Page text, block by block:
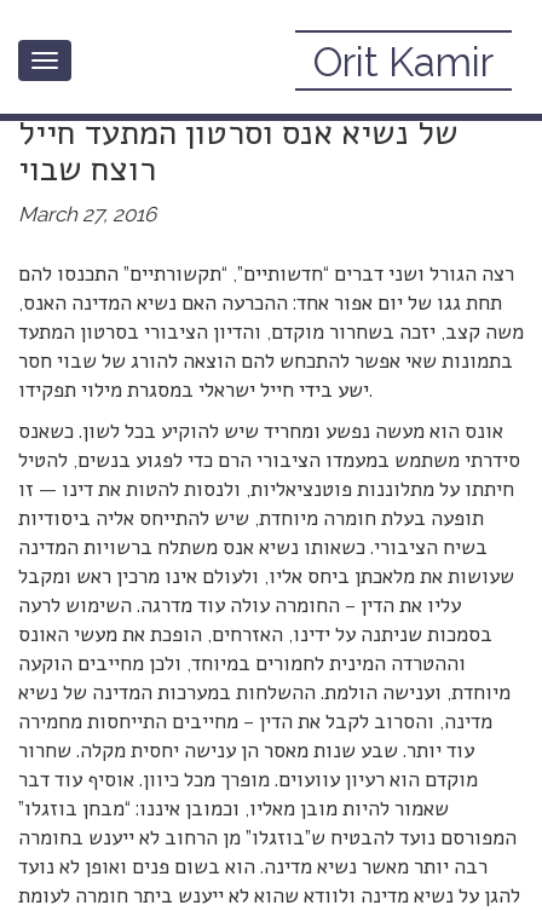
Toggle
Orit Kamir
קצב וסרטון “בצלם”: על קיצור מאסרו
של נשיא אנס וסרטון המתעד חייל
רוצח שבוי
March 27, 2016
רצה הגורל ושני דברים “חדשותיים”, “תקשורתיים” התכנסו להם
תחת גגו של יום אפור אחד: ההכרעה האם נשיא המדינה האנס,
משה קצב, יזכה בשחרור מוקדם, והדיון הציבורי בסרטון המתעד
בתמונות שאי אפשר להתכחש להם הוצאה להורג של שבוי חסר
ישע בידי חייל ישראלי במסגרת מילוי תפקידו.
אונס הוא מעשה נפשע ומחריד שיש להוקיע בכל לשון. כשאנס
סידרתי משתמש במעמדו הציבורי הרם כדי לפגוע בנשים, להטיל
חיתתו על מתלוננות פוטנציאליות, ולנסות להטות את דינו — זו
תופעה בעלת חומרה מיוחדת, שיש להתייחס אליה ביסודיות
בשיח הציבורי. כשאותו נשיא אנס משתלח ברשויות המדינה
שעושות את מלאכתן ביחס אליו, ולעולם אינו מרכין ראש ומקבל
עליו את הדין – החומרה עולה עוד מדרגה. השימוש לרעה
בסמכות שניתנה על ידינו, האזרחים, הופכת את מעשי האונס
וההטרדה המינית לחמורים במיוחד, ולכן מחייבים הוקעה
מיוחדת, וענישה הולמת. ההשלחות במערכות המדינה של נשיא
מדינה, והסרוב לקבל את הדין – מחייבים התייחסות מחמירה
עוד יותר. שבע שנות מאסר הן ענישה יחסית מקלה. שחרור
מוקדם הוא רעיון עוועוים. מופרך מכל כיוון. אוסיף עוד דבר
שאמור להיות מובן מאליו, וכמובן איננו: “מבחן בוזגלו”
המפורסם נועד להבטיח ש”בוזגלו” מן הרחוב לא ייענש בחומרה
רבה יותר מאשר נשיא מדינה. הוא בשום פנים ואופן לא נועד
להגן על נשיא מדינה ולוודא שהוא לא ייענש ביתר חומרה לעומת